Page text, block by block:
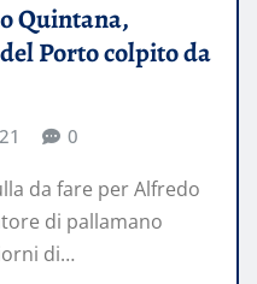
Quintana,
Porto colpito da
0
da fare per Alfredo
di pallamano
di…